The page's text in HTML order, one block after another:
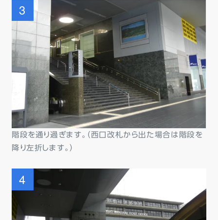
階段を通り過ぎます。（西口改札から出た場合は階段を
降り左折します。）